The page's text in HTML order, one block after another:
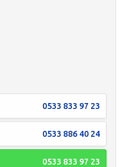
0533 833 97 23
0533 886 40 24
0533 833 97 23